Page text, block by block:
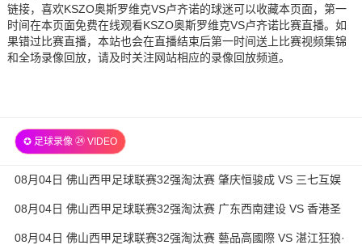
链接，喜欢KSZO奥斯罗维克VS卢齐诺的球迷可以收藏本页面，第一
时间在本页面免费在线观看KSZO奥斯罗维克VS卢齐诺比赛直播。如
果错过比赛直播，本站也会在直播结束后第一时间送上比赛视频集锦
和全场录像回放，请及时关注网站相应的录像回放频道。
✪ 足球录像 ㉔ VIDEO
08月04日 佛山西甲足球联赛32强淘汰赛 肇庆恒骏成 VS 三七互娱
全场录像
08月04日 佛山西甲足球联赛32强淘汰赛 广东西南建设 VS 香港圣
徒 全场录像
08月04日 佛山西甲足球联赛32强淘汰赛 藝品高國際 VS 湛江狂狼·